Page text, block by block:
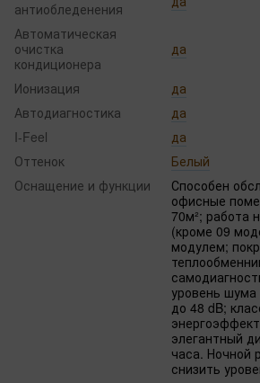
антиобледенения
Автоматическая
очистка
кондиционера
да
Ионизация
да
Автодиагностика
да
I-Feel
да
Оттенок
Белый
Оснащение и функции
Способен
офисные
70м²; работа
(кроме 09
модулем;
уровень шума
до 48 dB;
элегантный
часа. Ночной
снизить